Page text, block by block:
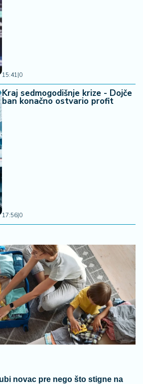
15:41|0
Kraj sedmogodišnje krize - Dojče
ban konačno ostvario profit
17:56|0
novac pre nego što stigne na